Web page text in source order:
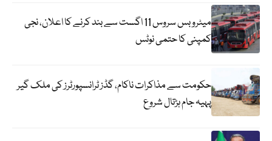
میٹرو بس سروس 11 اگست سے بند کرنے کا اعلان، نجی
کمپنی کا حتمی نوٹس
حکومت سے مذاکرات ناکام، گڈز ٹرانسپورٹرز کی ملک گیر
پہیہ جام ہڑتال شروع